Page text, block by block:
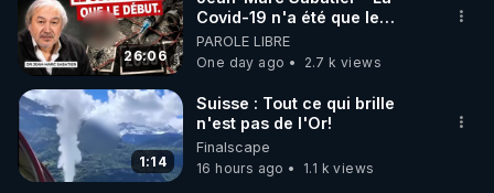
26:06
Covid-19 n'a été que le
début - L'ARNm & l'ARNm-aa
jusqu où auront-t-il ?
PAROLE LIBRE
One day ago
2.7 k views
1:14
Suisse : Tout ce qui brille
n'est pas de l'Or!
Finalscape
16 hours ago
1.1 k views